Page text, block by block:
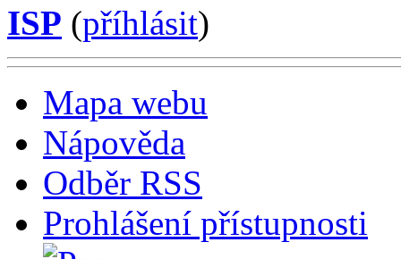
ISP (příhlásit)
Mapa webu
Nápověda
Odběr RSS
Prohlášení přístupnosti